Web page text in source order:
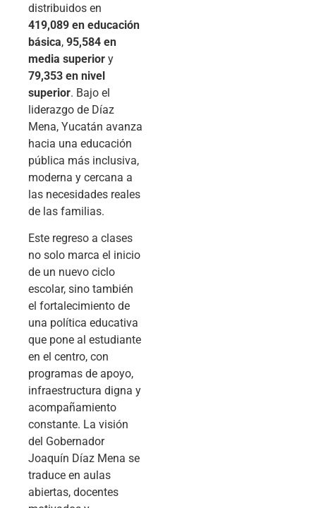
distribuidos en
419,089 en educación
básica, 95,584 en
media superior y
79,353 en nivel
superior. Bajo el
liderazgo de Díaz
Mena, Yucatán avanza
hacia una educación
pública más inclusiva,
moderna y cercana a
las necesidades reales
de las familias.
Este regreso a clases
no solo marca el inicio
de un nuevo ciclo
escolar, sino también
el fortalecimiento de
una política educativa
que pone al estudiante
en el centro, con
programas de apoyo,
infraestructura digna y
acompañamiento
constante. La visión
del Gobernador
Joaquín Díaz Mena se
traduce en aulas
abiertas, docentes